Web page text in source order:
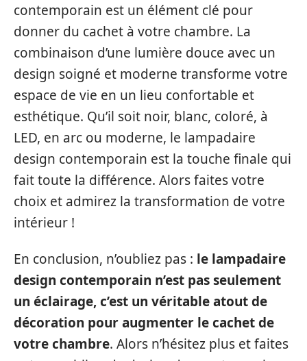
contemporain est un élément clé pour
donner du cachet à votre chambre. La
combinaison d’une lumière douce avec un
design soigné et moderne transforme votre
espace de vie en un lieu confortable et
esthétique. Qu’il soit noir, blanc, coloré, à
LED, en arc ou moderne, le lampadaire
design contemporain est la touche finale qui
fait toute la différence. Alors faites votre
choix et admirez la transformation de votre
intérieur !
En conclusion, n’oubliez pas : le lampadaire
design contemporain n’est pas seulement
un éclairage, c’est un véritable atout de
décoration pour augmenter le cachet de
votre chambre. Alors n’hésitez plus et faites